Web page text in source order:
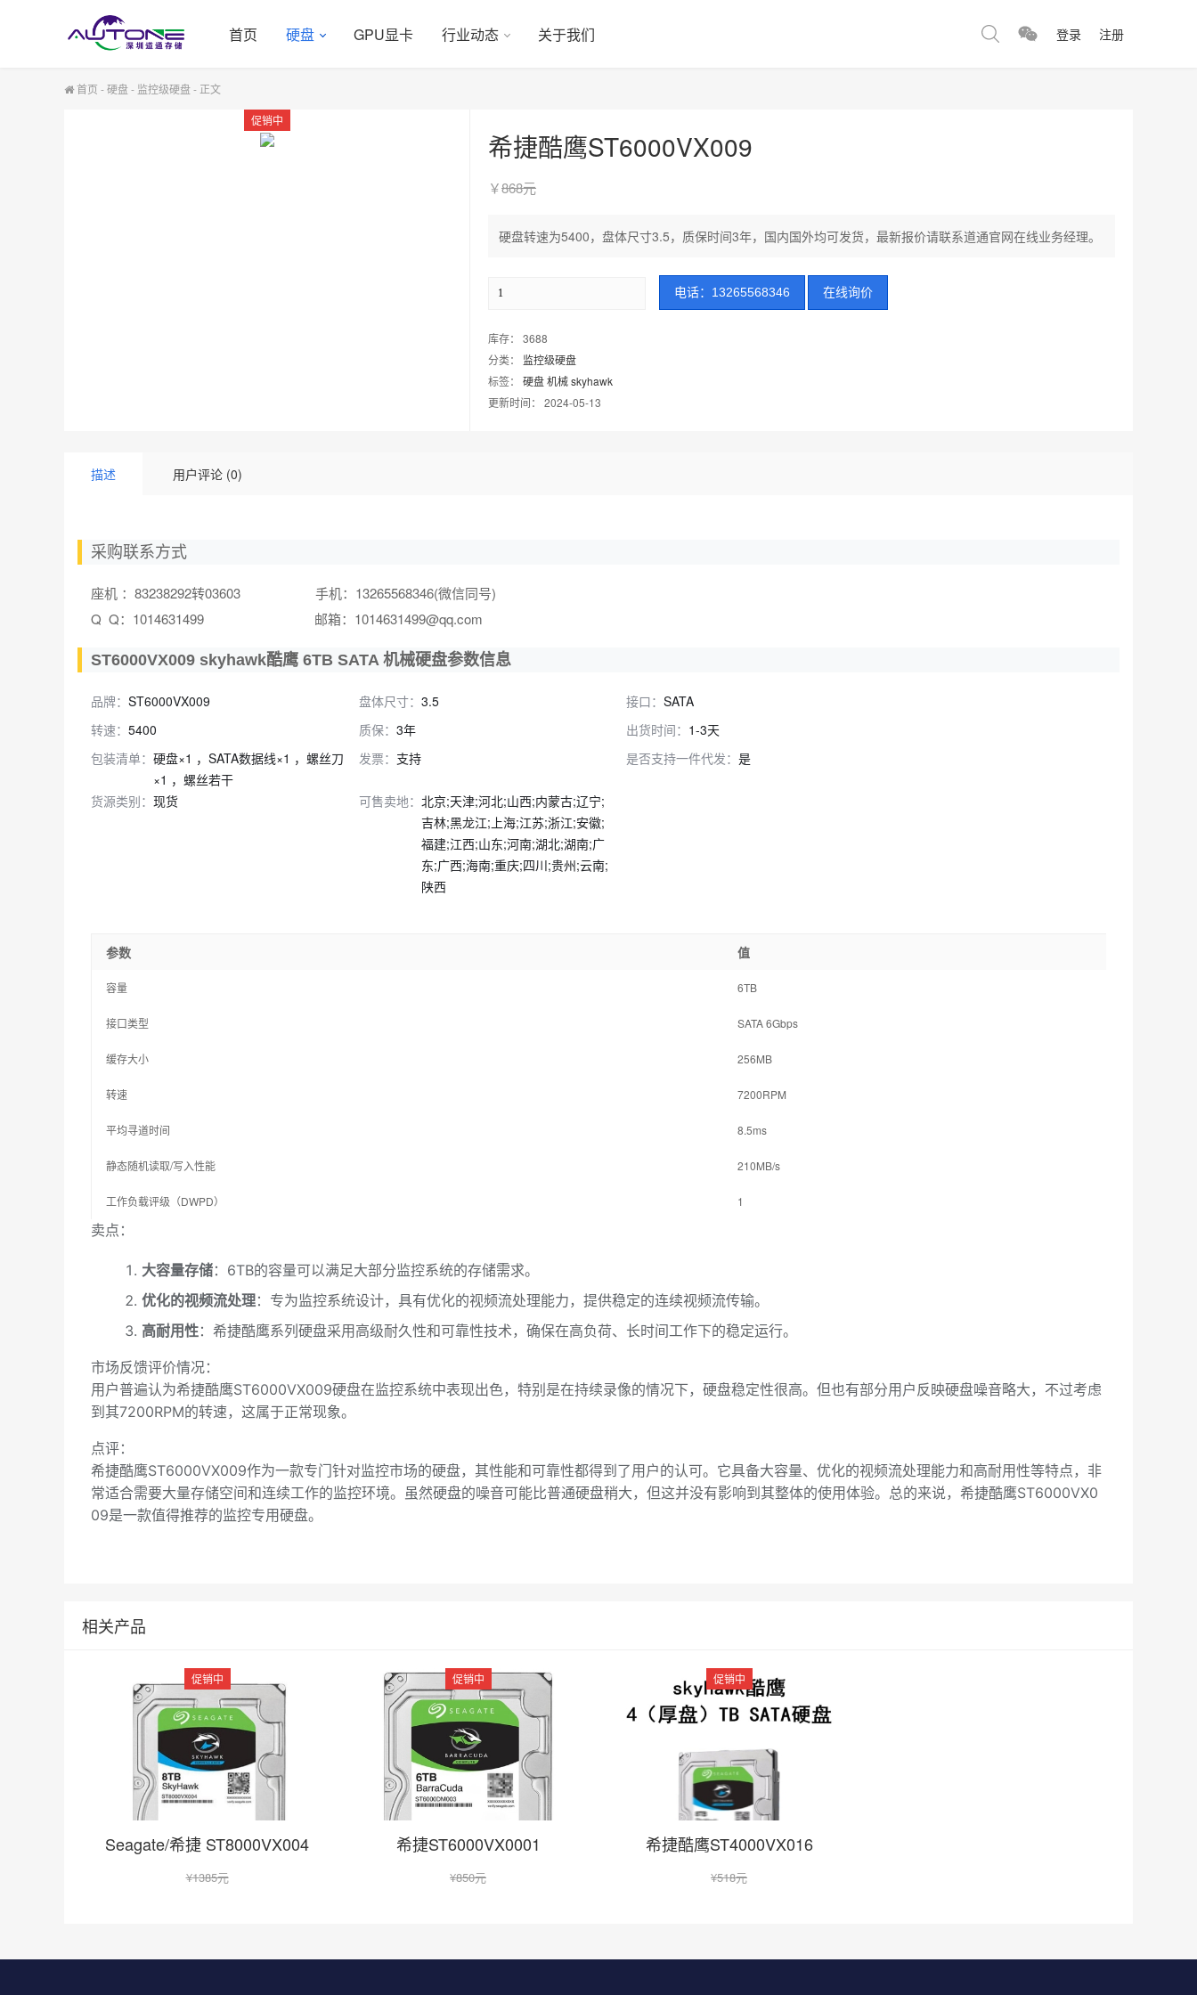
首页 硬盘 GPU显卡 行业动态 关于我们 登录 注册
首页 -硬盘- 监控级硬盘- 正文
促销中
希捷酷鹰ST6000VX009
￥868元
硬盘转速为5400，盘体尺寸3.5，质保时间3年，国内国外均可发货，最新报价请联系道通官网在线业务经理。
电话：13265568346 在线询价
库存： 3688
分类： 监控级硬盘
标签： 硬盘机械skyhawk
更新时间： 2024-05-13
描述 用户评论 (0)
采购联系方式
座机 ：83238292转03603 手机：13265568346(微信同号)
Q Q：1014631499 邮箱：1014631499@qq.com
ST6000VX009 skyhawk酷鹰 6TB SATA 机械硬盘参数信息
品牌： ST6000VX009 盘体尺寸： 3.5 接口：SATA
转速： 5400 质保： 3年 出货时间： 1-3天
包装清单： 硬盘×1 ，SATA数据线×1 ，螺丝刀
×1 ，螺丝若干
发票： 支持 是否支持一件代发：是
货源类别： 现货 可售卖地： 北京;天津;河北;山西;内蒙古;辽宁;
吉林;黑龙江;上海;江苏;浙江;安徽;
福建;江西;山东;河南;湖北;湖南;广
东;广西;海南;重庆;四川;贵州;云南;
陕西
参数 值
容量 6TB
接口类型 SATA 6Gbps
缓存大小 256MB
转速 7200RPM
平均寻道时间 8.5ms
静态随机读取/写入性能 210MB/s
工作负载评级（DWPD） 1
卖点：
大容量存储：6TB的容量可以满足大部分监控系统的存储需求。
优化的视频流处理：专为监控系统设计，具有优化的视频流处理能力，提供稳定的连续视频流传输。
高耐用性：希捷酷鹰系列硬盘采用高级耐久性和可靠性技术，确保在高负荷、长时间工作下的稳定运行。
市场反馈评价情况：
用户普遍认为希捷酷鹰ST6000VX009硬盘在监控系统中表现出色，特别是在持续录像的情况下，硬盘稳定性很高。但也有部分用户反映硬盘噪音略大，不过考虑
到其7200RPM的转速，这属于正常现象。
点评：
希捷酷鹰ST6000VX009作为一款专门针对监控市场的硬盘，其性能和可靠性都得到了用户的认可。它具备大容量、优化的视频流处理能力和高耐用性等特点，非
常适合需要大量存储空间和连续工作的监控环境。虽然硬盘的噪音可能比普通硬盘稍大，但这并没有影响到其整体的使用体验。总的来说，希捷酷鹰ST6000VX0
09是一款值得推荐的监控专用硬盘。
相关产品
在线咨询
促销中
Seagate/希捷 ST8000VX004
¥1385元
促销中
希捷ST6000VX0001
¥850元
促销中
希捷酷鹰ST4000VX016
¥518元